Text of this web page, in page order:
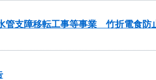
管支障移転工事等事業 竹折電食防